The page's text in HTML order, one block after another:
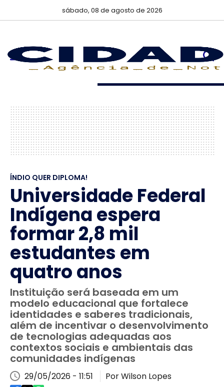
sábado, 08 de agosto de 2026
ÍNDIO QUER DIPLOMA!
Universidade Federal
Indígena espera
formar 2,8 mil
estudantes em
quatro anos
Instituição será baseada em um
modelo educacional que fortalece
identidades e saberes tradicionais,
além de incentivar o desenvolvimento
de tecnologias adequadas aos
contextos sociais e ambientais das
comunidades indígenas
29/05/2026 - 11:51 Por Wilson Lopes